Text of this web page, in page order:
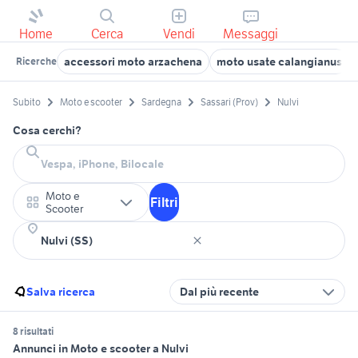
Home Cerca Vendi Messaggi
Ricerche accessori moto arzachena moto usate calangianus
Subito Moto e scooter Sardegna Sassari (Prov) Nulvi
Cosa cerchi?
Moto e
Scooter
Filtri
Salva ricerca Dal più recente
8 risultati
Annunci in Moto e scooter a Nulvi